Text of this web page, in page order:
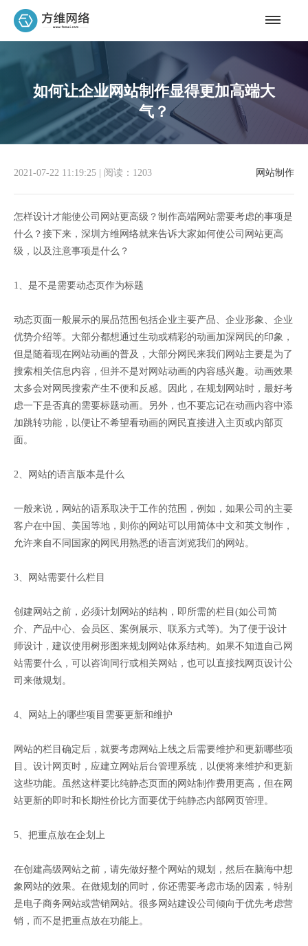
如何让企业网站制作显得更加高端大
气？
网站制作
2021-07-22 11:19:25 阅读：1203
怎样设计才能使公司网站更高级？制作高端网站需要考虑的事项是
什么？接下来，深圳方维网络就来告诉大家如何使公司网站更高
级，以及注意事项是什么？
1、是不是需要动态页作为标题
动态页面一般展示的展品范围包括企业主要产品、企业形象、企业
优势介绍等。大部分都想通过生动或精彩的动画加深网民的印象，
但是随着现在网站动画的普及，大部分网民来我们网站主要是为了
搜索相关信息内容，但并不是对网站动画的内容感兴趣。动画效果
太多会对网民搜索产生不便和反感。因此，在规划网站时，最好考
虑一下是否真的需要标题动画。另外，也不要忘记在动画内容中添
加跳转功能，以便让不希望看动画的网民直接进入主页或内部页
面。
2、网站的语言版本是什么
一般来说，网站的语系取决于工作的范围，例如，如果公司的主要
客户在中国、美国等地，则你的网站可以用简体中文和英文制作，
允许来自不同国家的网民用熟悉的语言浏览我们的网站。
3、网站需要什么栏目
创建网站之前，必须计划网站的结构，即所需的栏目(如公司简
介、产品中心、会员区、案例展示、联系方式等)。为了便于设计
师设计，建议使用树形图来规划网站体系结构。如果不知道自己网
站需要什么，可以咨询同行或相关网站，也可以直接找网页设计公
司来做规划。
4、网站上的哪些项目需要更新和维护
网站的栏目确定后，就要考虑网站上线之后需要维护和更新哪些项
目。设计网页时，应建立网站后台管理系统，以便将来维护和更新
这些功能。虽然这样要比纯静态页面的网站制作费用更高，但在网
站更新的即时和长期性价比方面要优于纯静态内部网页管理。
5、把重点放在企划上
在创建高级网站之前，请先做好整个网站的规划，然后在脑海中想
象网站的效果。在做规划的同时，你还需要考虑市场的因素，特别
是电子商务网站或营销网站。很多网站建设公司倾向于优先考虑营
销，而不是把重点放在功能上。